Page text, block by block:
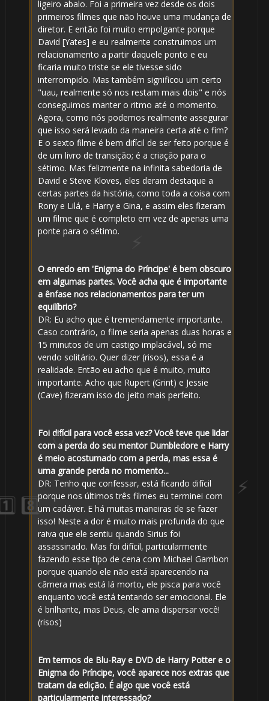
ligeiro abalo. Foi a primeira vez desde os dois
primeiros filmes que não houve uma mudança de
diretor. E então foi muito empolgante porque
David [Yates] e eu realmente construimos um
relacionamento a partir daquele ponto e eu
ficaria muito triste se ele tivesse sido
interrompido. Mas também significou um certo
"uau, realmente só nos restam mais dois" e nós
conseguimos manter o ritmo até o momento.
Agora, como nós podemos realmente assegurar
que isso será levado da maneira certa até o fim?
E o sexto filme é bem difícil de ser feito porque é
de um livro de transição; é a criação para o
sétimo. Mas felizmente na infinita sabedoria de
David e Steve Kloves, eles deram destaque a
certas partes da história, como toda a coisa com
Rony e Lilá, e Harry e Gina, e assim eles fizeram
um filme que é completo em vez de apenas uma
ponte para o sétimo.
O enredo em 'Enigma do Príncipe' é bem obscuro
em algumas partes. Você acha que é importante
a ênfase nos relacionamentos para ter um
equilíbrio?
DR: Eu acho que é tremendamente importante.
Caso contrário, o filme seria apenas duas horas e
15 minutos de um castigo implacável, só me
vendo solitário. Quer dizer (risos), essa é a
realidade. Então eu acho que é muito, muito
importante. Acho que Rupert (Grint) e Jessie
(Cave) fizeram isso do jeito mais perfeito.
Foi difícil para você essa vez? Você teve que lidar
com a perda do seu mentor Dumbledore e Harry
é meio acostumado com a perda, mas essa é
uma grande perda no momento...
DR: Tenho que confessar, está ficando difícil
porque nos últimos três filmes eu terminei com
um cadáver. E há muitas maneiras de se fazer
isso! Neste a dor é muito mais profunda do que
raiva que ele sentiu quando Sirius foi
assassinado. Mas foi difícil, particularmente
fazendo esse tipo de cena com Michael Gambon
porque quando ele não está aparecendo na
câmera mas está lá morto, ele pisca para você
enquanto você está tentando ser emocional. Ele
é brilhante, mas Deus, ele ama dispersar você!
(risos)
Em termos de Blu-Ray e DVD de Harry Potter e o
Enigma do Príncipe, você aparece nos extras que
tratam da edição. É algo que você está
particularmente interessado?
🎈
🎈
1️⃣ 8️⃣
1️⃣ 8️⃣
1️⃣